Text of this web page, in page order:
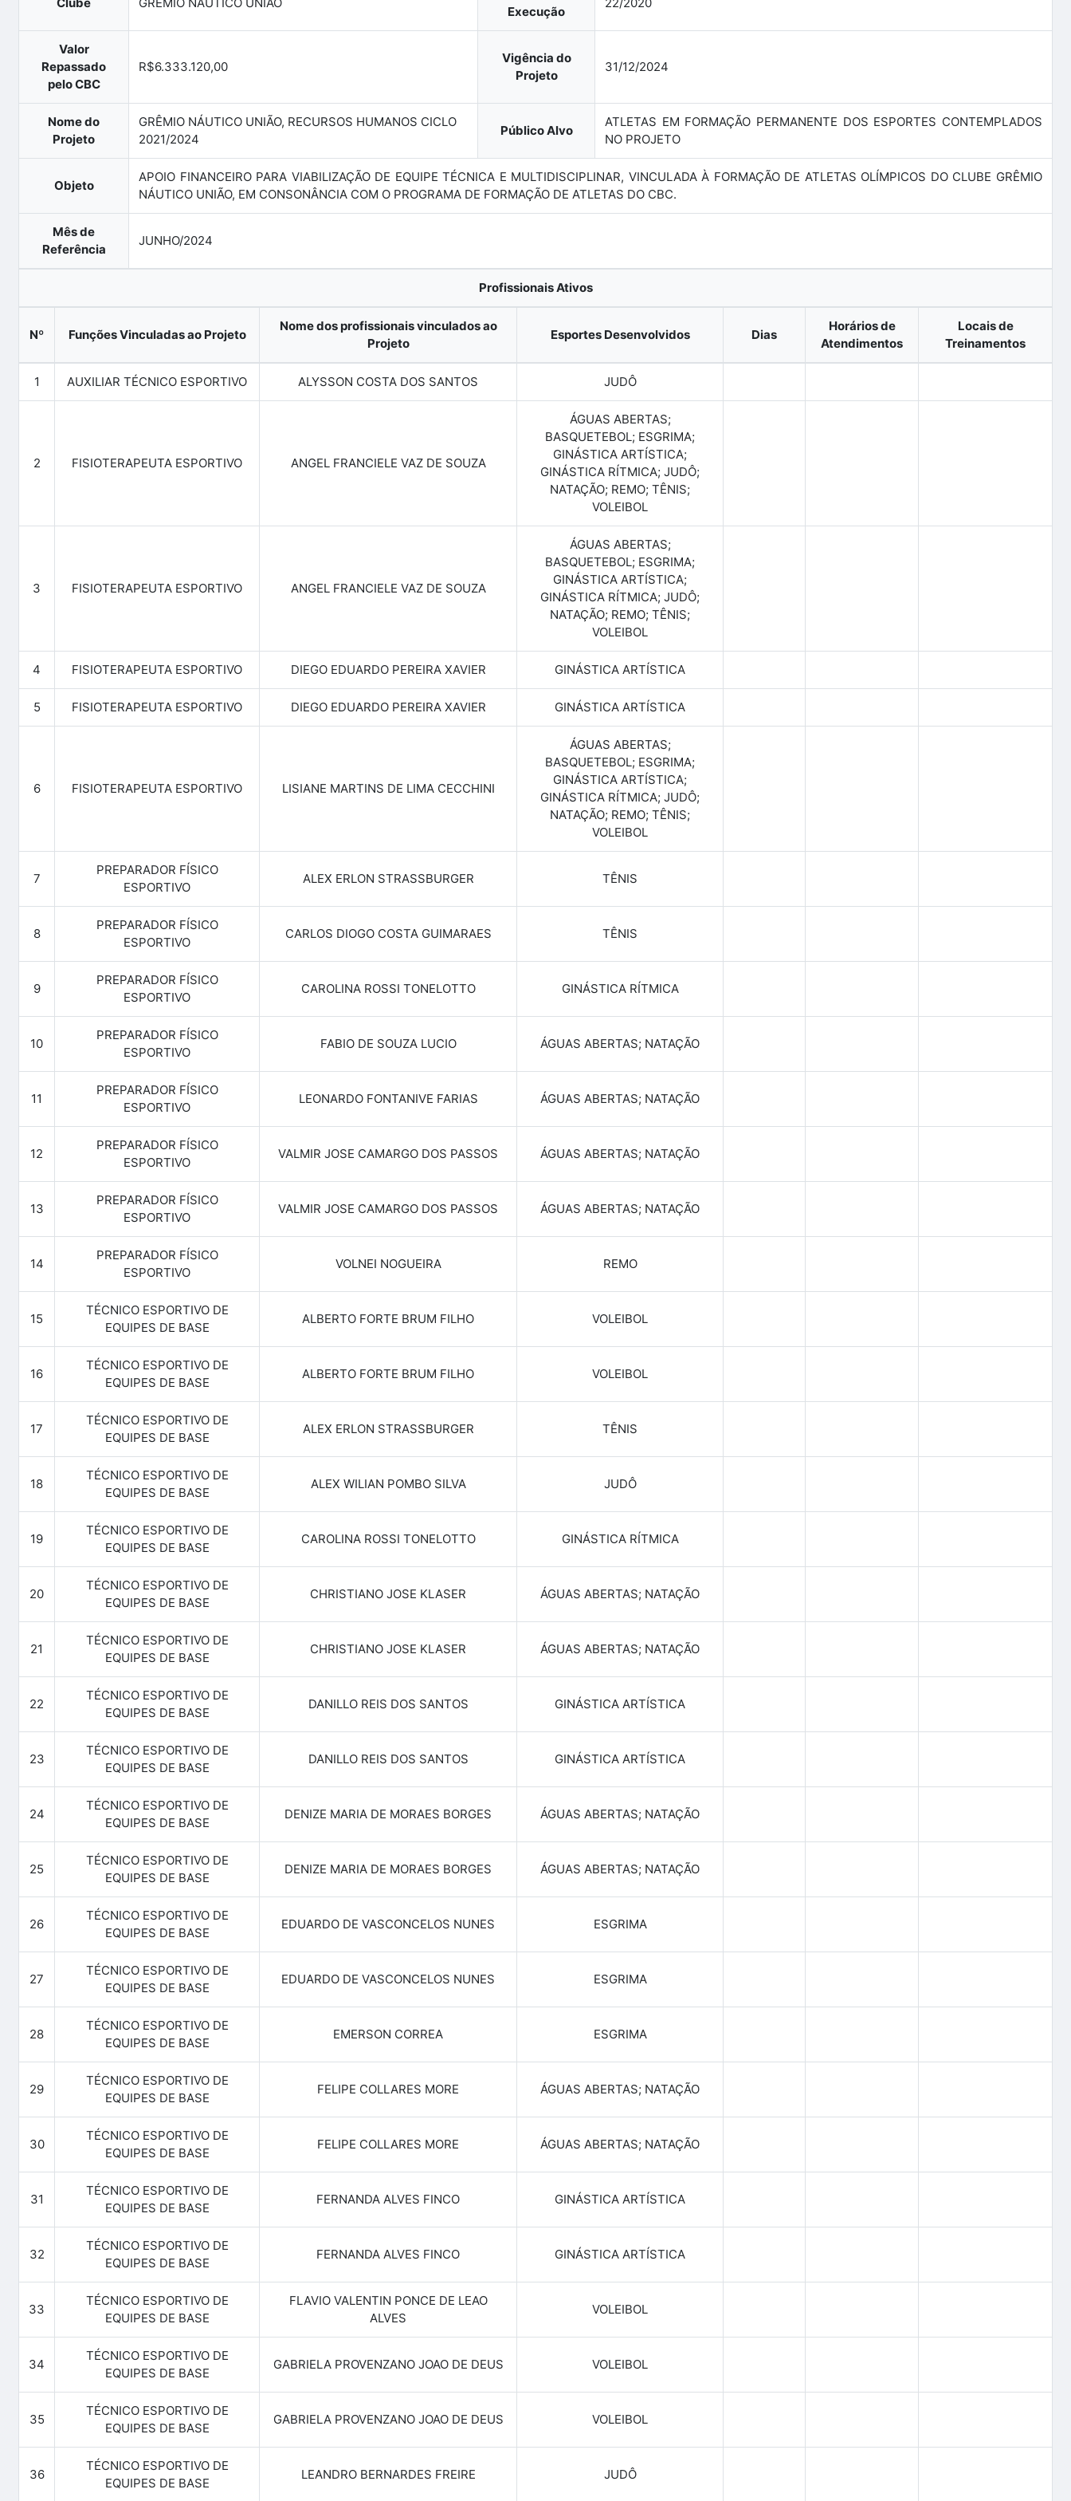
Execução
Valor
Repassado
pelo CBC
R$6.333.120,00
Vigência do
Projeto
31/12/2024
Nome do
Projeto
GRÊMIO NÁUTICO UNIÃO, RECURSOS HUMANOS CICLO
2021/2024
Público Alvo
ATLETAS EM FORMAÇÃO PERMANENTE DOS ESPORTES CONTEMPLADOS
NO PROJETO
Objeto
APOIO FINANCEIRO PARA VIABILIZAÇÃO DE EQUIPE TÉCNICA E MULTIDISCIPLINAR, VINCULADA À FORMAÇÃO DE ATLETAS OLÍMPICOS DO CLUBE GRÊMIO
NÁUTICO UNIÃO, EM CONSONÂNCIA COM O PROGRAMA DE FORMAÇÃO DE ATLETAS DO CBC.
Mês de
Referência
JUNHO/2024
Profissionais Ativos
Nº Funções Vinculadas ao Projeto
Nome dos profissionais vinculados ao
Projeto
Esportes Desenvolvidos Dias
Horários de
Atendimentos
Locais de
Treinamentos
1 AUXILIAR TÉCNICO ESPORTIVO ALYSSON COSTA DOS SANTOS JUDÔ
2 FISIOTERAPEUTA ESPORTIVO ANGEL FRANCIELE VAZ DE SOUZA
ÁGUAS ABERTAS;
BASQUETEBOL; ESGRIMA;
GINÁSTICA ARTÍSTICA;
GINÁSTICA RÍTMICA; JUDÔ;
NATAÇÃO; REMO; TÊNIS;
VOLEIBOL
3 FISIOTERAPEUTA ESPORTIVO ANGEL FRANCIELE VAZ DE SOUZA
ÁGUAS ABERTAS;
BASQUETEBOL; ESGRIMA;
GINÁSTICA ARTÍSTICA;
GINÁSTICA RÍTMICA; JUDÔ;
NATAÇÃO; REMO; TÊNIS;
VOLEIBOL
4 FISIOTERAPEUTA ESPORTIVO DIEGO EDUARDO PEREIRA XAVIER GINÁSTICA ARTÍSTICA
5 FISIOTERAPEUTA ESPORTIVO DIEGO EDUARDO PEREIRA XAVIER GINÁSTICA ARTÍSTICA
6 FISIOTERAPEUTA ESPORTIVO LISIANE MARTINS DE LIMA CECCHINI
ÁGUAS ABERTAS;
BASQUETEBOL; ESGRIMA;
GINÁSTICA ARTÍSTICA;
GINÁSTICA RÍTMICA; JUDÔ;
NATAÇÃO; REMO; TÊNIS;
VOLEIBOL
7
PREPARADOR FÍSICO
ESPORTIVO
ALEX ERLON STRASSBURGER TÊNIS
8
PREPARADOR FÍSICO
ESPORTIVO
CARLOS DIOGO COSTA GUIMARAES TÊNIS
9
PREPARADOR FÍSICO
ESPORTIVO
CAROLINA ROSSI TONELOTTO GINÁSTICA RÍTMICA
10
PREPARADOR FÍSICO
ESPORTIVO
FABIO DE SOUZA LUCIO ÁGUAS ABERTAS; NATAÇÃO
11
PREPARADOR FÍSICO
ESPORTIVO
LEONARDO FONTANIVE FARIAS ÁGUAS ABERTAS; NATAÇÃO
12
PREPARADOR FÍSICO
ESPORTIVO
VALMIR JOSE CAMARGO DOS PASSOS ÁGUAS ABERTAS; NATAÇÃO
13
PREPARADOR FÍSICO
ESPORTIVO
VALMIR JOSE CAMARGO DOS PASSOS ÁGUAS ABERTAS; NATAÇÃO
14
PREPARADOR FÍSICO
ESPORTIVO
VOLNEI NOGUEIRA REMO
15
TÉCNICO ESPORTIVO DE
EQUIPES DE BASE
ALBERTO FORTE BRUM FILHO VOLEIBOL
16
TÉCNICO ESPORTIVO DE
EQUIPES DE BASE
ALBERTO FORTE BRUM FILHO VOLEIBOL
17
TÉCNICO ESPORTIVO DE
EQUIPES DE BASE
ALEX ERLON STRASSBURGER TÊNIS
18
TÉCNICO ESPORTIVO DE
EQUIPES DE BASE
ALEX WILIAN POMBO SILVA JUDÔ
19
TÉCNICO ESPORTIVO DE
EQUIPES DE BASE
CAROLINA ROSSI TONELOTTO GINÁSTICA RÍTMICA
20
TÉCNICO ESPORTIVO DE
EQUIPES DE BASE
CHRISTIANO JOSE KLASER ÁGUAS ABERTAS; NATAÇÃO
21
TÉCNICO ESPORTIVO DE
EQUIPES DE BASE
CHRISTIANO JOSE KLASER ÁGUAS ABERTAS; NATAÇÃO
22
TÉCNICO ESPORTIVO DE
EQUIPES DE BASE
DANILLO REIS DOS SANTOS GINÁSTICA ARTÍSTICA
23
TÉCNICO ESPORTIVO DE
EQUIPES DE BASE
DANILLO REIS DOS SANTOS GINÁSTICA ARTÍSTICA
24
TÉCNICO ESPORTIVO DE
EQUIPES DE BASE
DENIZE MARIA DE MORAES BORGES ÁGUAS ABERTAS; NATAÇÃO
25
TÉCNICO ESPORTIVO DE
EQUIPES DE BASE
DENIZE MARIA DE MORAES BORGES ÁGUAS ABERTAS; NATAÇÃO
26
TÉCNICO ESPORTIVO DE
EQUIPES DE BASE
EDUARDO DE VASCONCELOS NUNES ESGRIMA
27
TÉCNICO ESPORTIVO DE
EQUIPES DE BASE
EDUARDO DE VASCONCELOS NUNES ESGRIMA
28
TÉCNICO ESPORTIVO DE
EQUIPES DE BASE
EMERSON CORREA ESGRIMA
29
TÉCNICO ESPORTIVO DE
EQUIPES DE BASE
FELIPE COLLARES MORE ÁGUAS ABERTAS; NATAÇÃO
30
TÉCNICO ESPORTIVO DE
EQUIPES DE BASE
FELIPE COLLARES MORE ÁGUAS ABERTAS; NATAÇÃO
31
TÉCNICO ESPORTIVO DE
EQUIPES DE BASE
FERNANDA ALVES FINCO GINÁSTICA ARTÍSTICA
32
TÉCNICO ESPORTIVO DE
EQUIPES DE BASE
FERNANDA ALVES FINCO GINÁSTICA ARTÍSTICA
33
TÉCNICO ESPORTIVO DE
EQUIPES DE BASE
FLAVIO VALENTIN PONCE DE LEAO
ALVES
VOLEIBOL
34
TÉCNICO ESPORTIVO DE
EQUIPES DE BASE
GABRIELA PROVENZANO JOAO DE DEUS VOLEIBOL
35
TÉCNICO ESPORTIVO DE
EQUIPES DE BASE
GABRIELA PROVENZANO JOAO DE DEUS VOLEIBOL
36
TÉCNICO ESPORTIVO DE
EQUIPES DE BASE
LEANDRO BERNARDES FREIRE JUDÔ